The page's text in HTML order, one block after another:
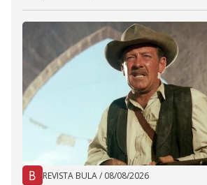
REVISTA BULA/ 08/08/2026